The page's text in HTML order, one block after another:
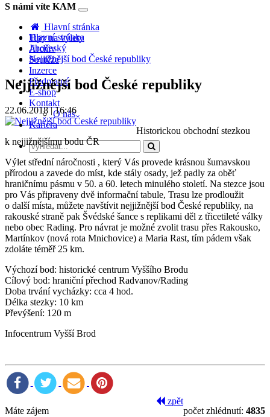
S námi víte KAM
Toggle
navigation
Hlavní stránka
Tipy na výlety
Archiv
Soutěže
Inzerce
Předplatné
E-shop
Kontakt
O nás
Kariéra
Hlavní stránka
Jihočeský
Nejjižnější bod České republiky
Nejjižnější bod České republiky
22.06.2018 | 16:46
Historickou obchodní stezkou
k nejjižnějšímu bodu ČR
Výlet střední náročnosti , který Vás provede krásnou šumavskou
přírodou a zavede do míst, kde stály osady, jež padly za oběť
hraničnímu pásmu v 50. a 60. letech minulého století. Na stezce jsou
pro Vás připraveny dvě informační tabule, Trasu lze prodloužit
o další místa, můžete navštívit nejjižnější bod České republiky, na
rakouské straně pak Švédské šance s replikami děl z třicetileté války
nebo obec Rading. Pro návrat je možné zvolit trasu přes Rakousko,
Martínkov (nová rota Mnichovice) a Maria Rast, tím pádem však
zdoláte téměř 25 km.
Výchozí bod: historické centrum Vyššího Brodu
Cílový bod: hraniční přechod Radvanov/Rading
Doba trvání vycházky: cca 4 hod.
Délka stezky: 10 km
Převýšení: 120 m
Infocentrum Vyšší Brod
počet zhlédnutí: 4835
zpět
Máte zájem